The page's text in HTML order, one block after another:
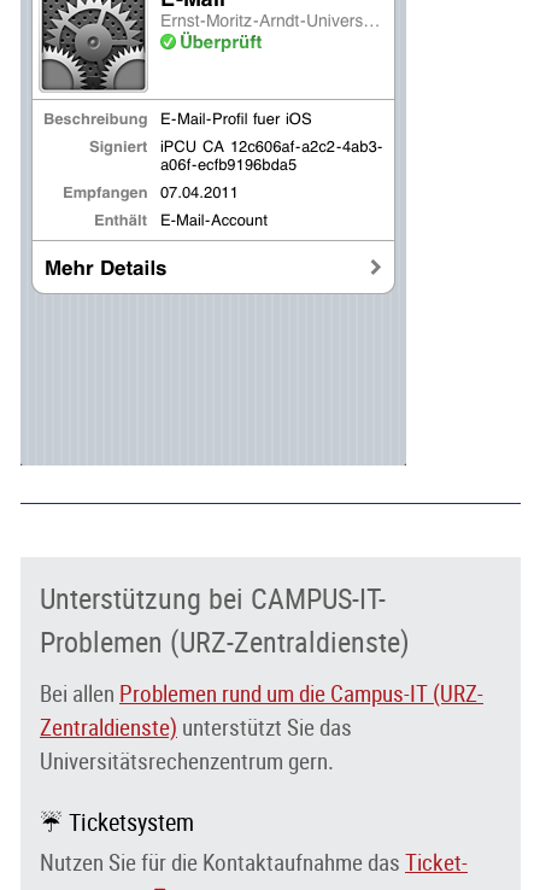
Unterstützung bei CAMPUS-IT-
Problemen (URZ-Zentraldienste)
Bei allen Problemen rund um die Campus-IT (URZ-
Zentraldienste) unterstützt Sie das
Universitätsrechenzentrum gern.
☔ Ticketsystem
Nutzen Sie für die Kontaktaufnahme das Ticket-